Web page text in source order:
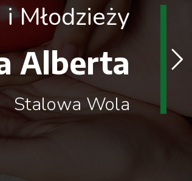
Młodzieży
Alberta
Stalowa Wola